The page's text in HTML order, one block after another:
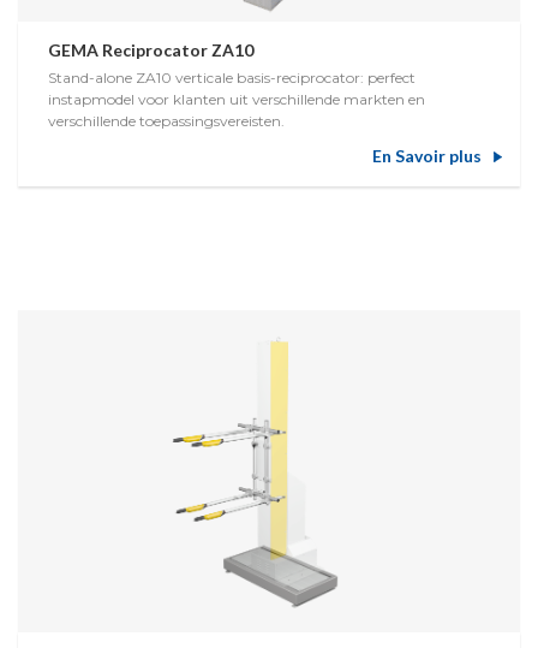
GEMA Reciprocator ZA10
Stand-alone ZA10 verticale basis-reciprocator: perfect
instapmodel voor klanten uit verschillende markten en
verschillende toepassingsvereisten.
En Savoir plus